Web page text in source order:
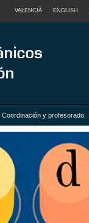
VALENCIÀ ENGLISH
Coordinación y profesorado